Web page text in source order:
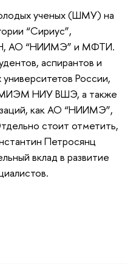
ученых (ШМУ) на
“Сириус”,
АО “НИИМЭ” и МФТИ.
аспирантов и
России,
МИЭМ НИУ ВШЭ, а также
как АО “НИИМЭ”,
стоит отметить,
Петросянц
вклад в развитие